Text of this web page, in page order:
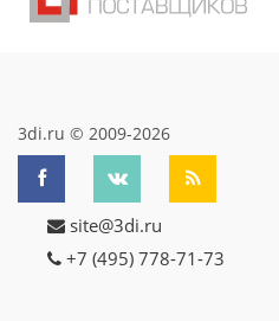
3di.ru © 2009-2026
site@3di.ru
+7 (495) 778-71-73